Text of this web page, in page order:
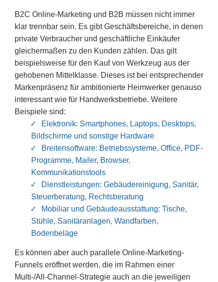
B2C Online-Marketing und B2B müssen nicht immer
klar trennbar sein. Es gibt Geschäftsbereiche, in denen
private Verbraucher und geschäftliche Einkäufer
gleichermaßen zu den Kunden zählen. Das gilt
beispielsweise für den Kauf von Werkzeug aus der
gehobenen Mittelklasse. Dieses ist bei entsprechender
Markenpräsenz für ambitionierte Heimwerker genauso
interessant wie für Handwerksbetriebe. Weitere
Beispiele sind:
Elektronik: Smartphones, Laptops, Desktops,
Bildschirme und sonstige Hardware
Breitensoftware: Betriebssysteme, Office, PDF-
Programme, Mailer, Browser,
Kommunikationstools
Dienstleistungen: Gebäudereinigung, Sanitär,
Steuerberatung, Rechtsberatung
Mobiliar und Gebäudeausstattung: Tische,
Stühle, Sanitäranlagen, Wandfarben,
Bodenbeläge
Es können aber auch parallele Online-Marketing-
Funnels eröffnet werden, die im Rahmen einer
Multi-/All-Channel-Strategie auch an die jeweiligen